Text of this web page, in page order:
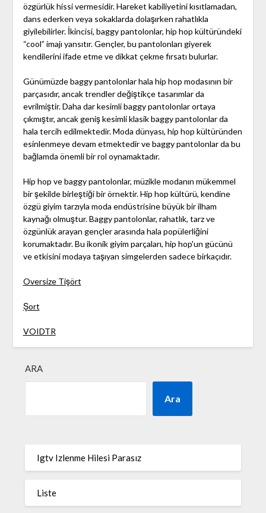
özgürlük hissi vermesidir. Hareket kabiliyetini kısıtlamadan,
dans ederken veya sokaklarda dolaşırken rahatlıkla
giyilebilirler. İkincisi, baggy pantolonlar, hip hop kültüründeki
“cool” imajı yansıtır. Gençler, bu pantolonları giyerek
kendilerini ifade etme ve dikkat çekme fırsatı bulurlar.
Günümüzde baggy pantolonlar hala hip hop modasının bir
parçasıdır, ancak trendler değiştikçe tasarımlar da
evrilmiştir. Daha dar kesimli baggy pantolonlar ortaya
çıkmıştır, ancak geniş kesimli klasik baggy pantolonlar da
hala tercih edilmektedir. Moda dünyası, hip hop kültüründen
esinlenmeye devam etmektedir ve baggy pantolonlar da bu
bağlamda önemli bir rol oynamaktadır.
Hip hop ve baggy pantolonlar, müzikle modanın mükemmel
bir şekilde birleştiği bir örnektir. Hip hop kültürü, kendine
özgü giyim tarzıyla moda endüstrisine büyük bir ilham
kaynağı olmuştur. Baggy pantolonlar, rahatlık, tarz ve
özgünlük arayan gençler arasında hala popülerliğini
korumaktadır. Bu ikonik giyim parçaları, hip hop'un gücünü
ve etkisini modaya taşıyan simgelerden sadece birkaçıdır.
Oversize Tişört
Şort
VOIDTR
ARA
Ara
Igtv Izlenme Hilesi Parasız
Liste